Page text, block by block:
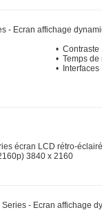
- Ecran affichage
• Contraste
• Temps de
• Interfaces
écran LCD rétro-
3840 x 2160
Series - Ecran affichage